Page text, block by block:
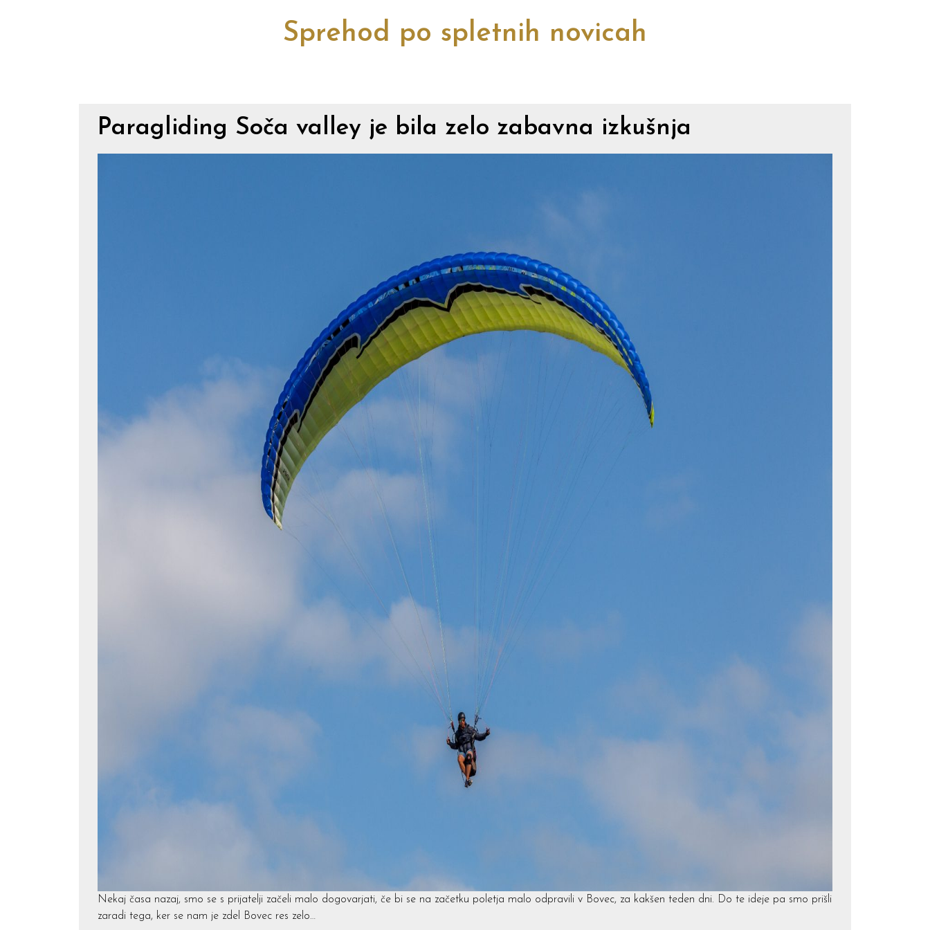
Sprehod po spletnih novicah
Paragliding Soča valley je bila zelo zabavna izkušnja
Nekaj časa nazaj, smo se s prijatelji začeli malo dogovarjati, če bi se na začetku poletja malo odpravili v Bovec, za kakšen teden dni. Do te ideje pa smo prišli
zaradi tega, ker se nam je zdel Bovec res zelo…